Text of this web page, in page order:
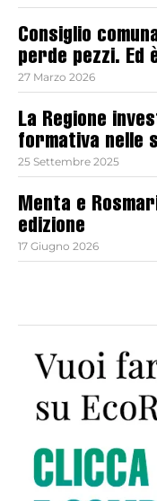
Consiglio
perde pezzi. Ed
27 Marzo 2026
La Regione
formativa nelle
25 Settembre 2025
Menta e
edizione
17 Giugno 2026